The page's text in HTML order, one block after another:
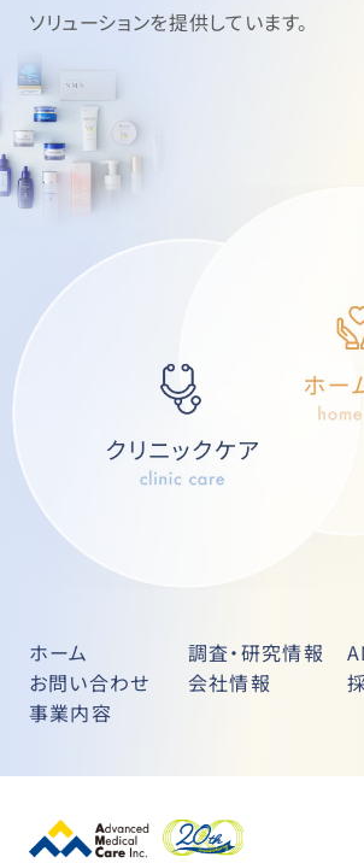
ソリューションを提供しています。
ホーム 調査・研究情報
お問い合わせ
会社情報
事業内容